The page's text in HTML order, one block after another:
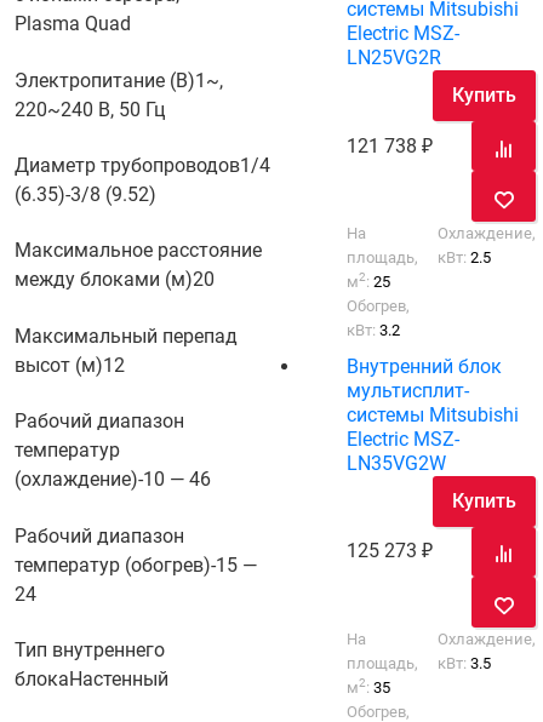
Plasma Quad
Электропитание (В)1~,
220~240 В, 50 Гц
Диаметр трубопроводов1/4
(6.35)-3/8 (9.52)
Максимальное расстояние
между блоками (м)20
Максимальный перепад
высот (м)12
Рабочий диапазон
температур
(охлаждение)-10 — 46
Рабочий диапазон
температур (обогрев)-15 —
24
Тип внутреннего
блокаНастенный
системы Mitsubishi
Electric MSZ-
LN25VG2R
121 738
Купить
На
площадь,
м2:25
Охлаждение,
кВт:2.5
Обогрев,
кВт:3.2
Внутренний блок
мультисплит-
системы Mitsubishi
Electric MSZ-
LN35VG2W
125 273
Купить
На
площадь,
м2:35
Охлаждение,
кВт:3.5
Обогрев,